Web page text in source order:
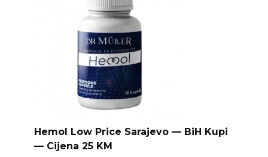
Hemol Low Price Sarajevo — BiH Kupi
— Cijena 25 KM